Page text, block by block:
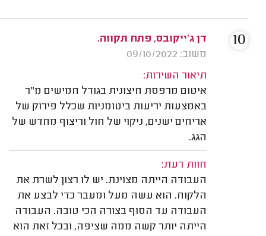
דן ג'ייקובס, פתח תקווה.
משוב: 09/10/2022
תיאור השירות:
איטום מרפסת חיצונית בגודל חמישים מ"ר
באמצעות יריעות ביטומניות שכלל פירוק של
אריחים ישנים, ניקוי של חול וריצוף מחדש של
הגג.
חוות דעת:
העבודה הייתה מצוינת. יש לו רצון לשרת את
הלקוח. הוא עשה מעל ומעבר כדי לבצע את
העבודה עד הסוף בצורה הכי טובה. העבודה
הייתה יותר קשה ממה שציפה, ובכל זאת הוא
10